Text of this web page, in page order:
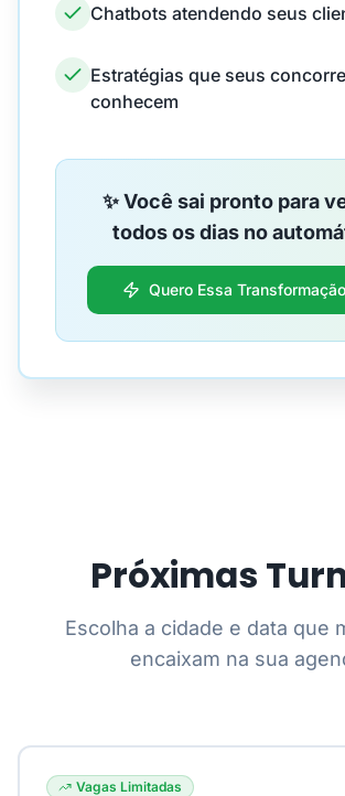
Chatbots atendendo seus
Estratégias que seus
conhecem
✨ Você sai pronto para
todos os dias no
Quero Essa Transformação
Próximas
Escolha a cidade e data que
encaixam na sua
Vagas Limitadas